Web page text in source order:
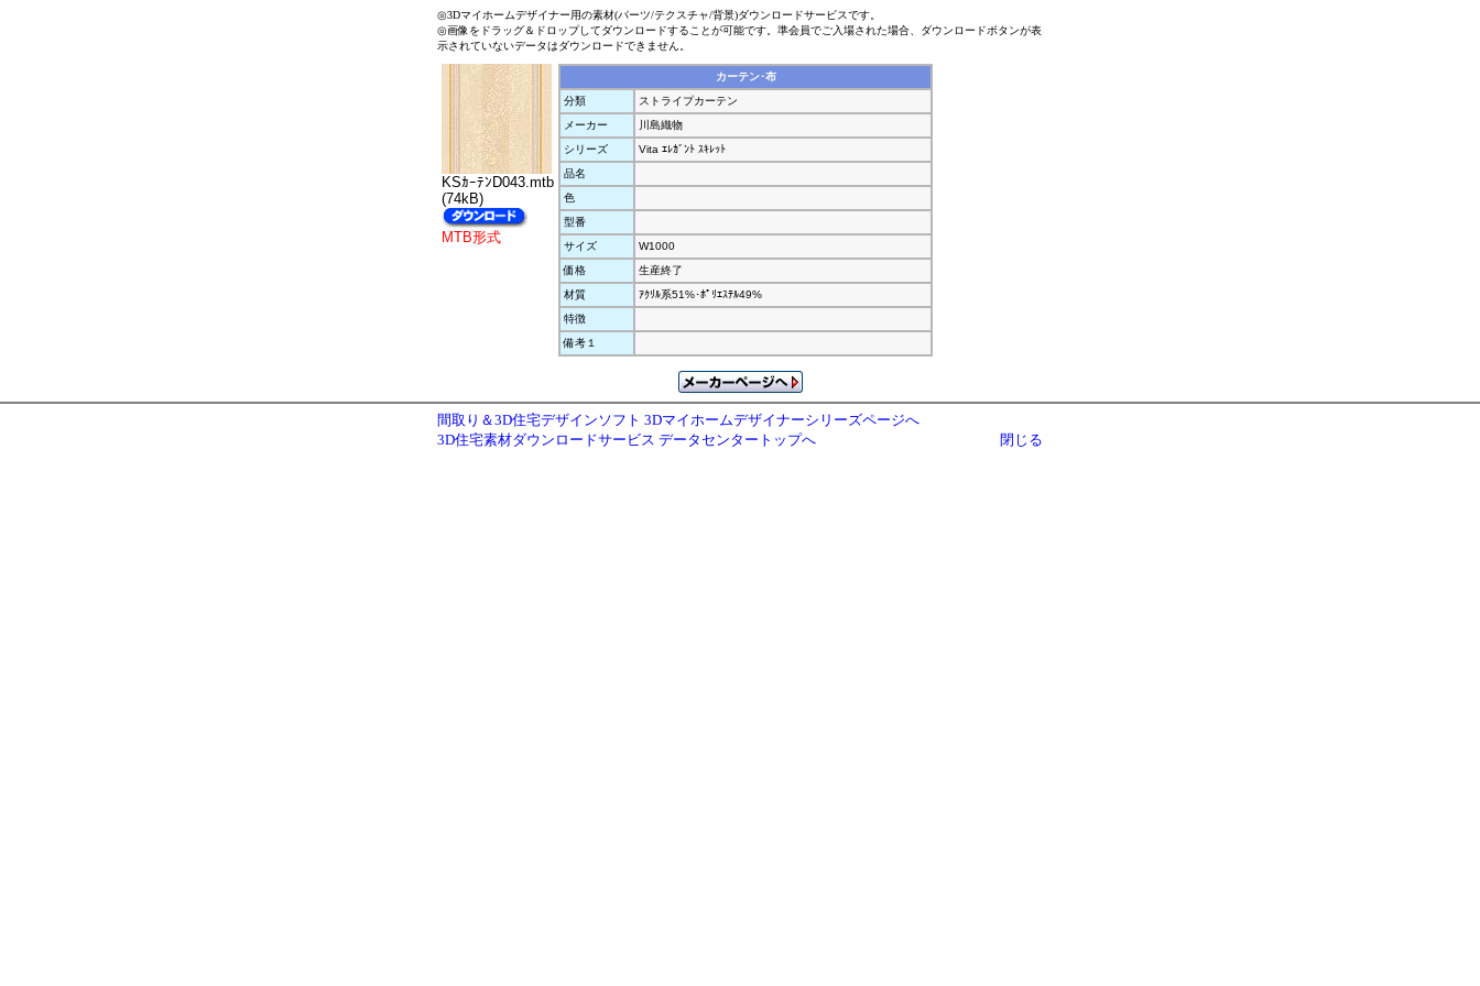
◎3Dマイホームデザイナー用の素材(パーツ/テクスチャ/背景)ダウンロードサービスです。
◎画像をドラッグ＆ドロップしてダウンロードすることが可能です。準会員でご入場された場合、ダウンロードボタンが表
示されていないデータはダウンロードできません。
KSｶｰﾃﾝD043.mtb
(74kB)
MTB形式
カーテン･布
分類
ストライプカーテン
メーカー
川島織物
シリーズ
Vita ｴﾚｶﾞﾝﾄ ｽｷﾚｯﾄ
品名
色
型番
サイズ
W1000
価格
生産終了
材質
ｱｸﾘﾙ系51%･ﾎﾟﾘｴｽﾃﾙ49%
特徴
備考１
間取り＆3D住宅デザインソフト 3Dマイホームデザイナーシリーズページへ
3D住宅素材ダウンロードサービス データセンタートップへ
閉じる